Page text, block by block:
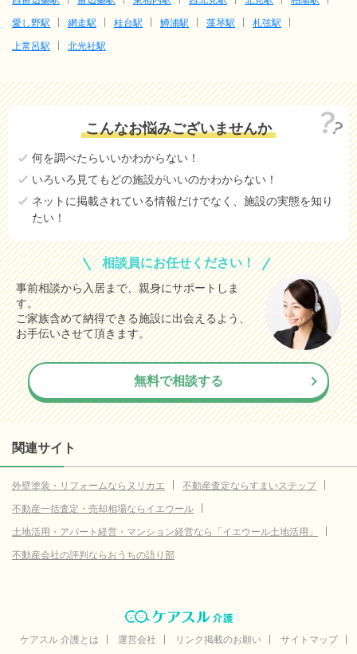
愛し野駅
網走駅 桂台駅 鱒浦駅 藻琴駅
札弦駅
上常呂駅
北光社駅
こんなお悩みございませんか
何を調べたらいいかわからない！
いろいろ見てもどの施設がいいのかわからない！
ネットに掲載されている情報だけでなく、施設の実態を知り
たい！
相談員にお任せください！
事前相談から入居まで、親身にサポートしま
す。
ご家族含めて納得できる施設に出会えるよう、
お手伝いさせて頂きます。
無料で相談する
関連サイト
外壁塗装・リフォームならヌリカエ
不動産査定ならすまいステップ
不動産一括査定・売却相場ならイエウール
土地活用・アパート経営・マンション経営なら「イエウール土地活用」
不動産会社の評判ならおうちの語り部
ケアスル 介護とは 運営会社 リンク掲載のお願い サイトマップ